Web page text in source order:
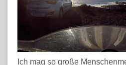
Ich mag so große